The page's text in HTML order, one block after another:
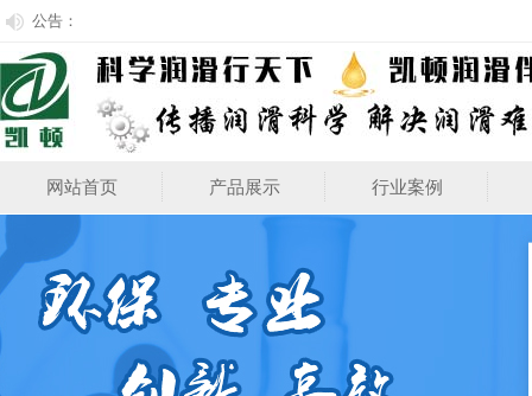
公告：
网站首页 产品展示 行业案例